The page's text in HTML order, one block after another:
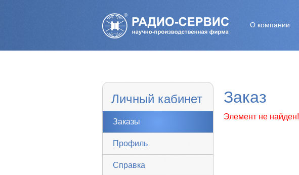
О компании
Личный кабинет
Заказы
Профиль
Справка
Заказ
Элемент не найден!